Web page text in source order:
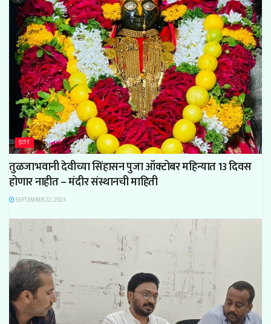
इतर
तुळजाभवानी देवीच्या सिंहासन पुजा ऑक्टोबर महिन्यात 13 दिवस
होणार नाहीत – मंदीर संस्थानची माहिती
SEPTEMBER 22, 2023